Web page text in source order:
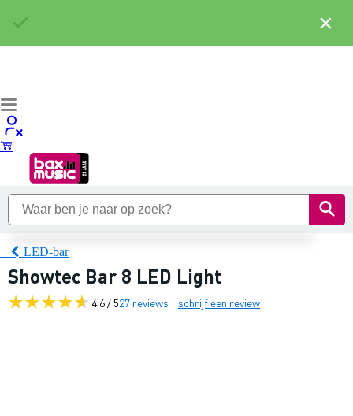
LED-bar
Showtec Bar 8 LED Light
4,6 / 527 reviews schrijf een review
×